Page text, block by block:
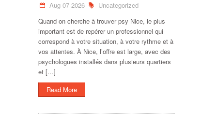
Aug-07-2026
Uncategorized
Quand on cherche à trouver psy Nice, le plus
important est de repérer un professionnel qui
correspond à votre situation, à votre rythme et à
vos attentes. À Nice, l’offre est large, avec des
psychologues installés dans plusieurs quartiers
et […]
Read More